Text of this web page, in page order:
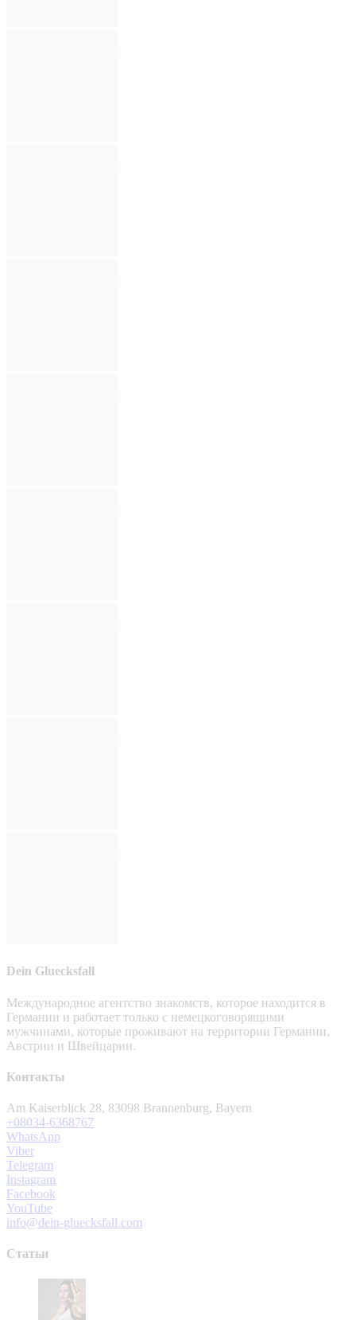
Dein Gluecksfall
Международное агентство знакомств, которое находится в
Германии и работает только с немецкоговорящими
мужчинами, которые проживают на территории Германии,
Австрии и Швейцарии.
Контакты
Am Kaiserblick 28, 83098 Brannenburg, Bayern
+08034-6368767
WhatsApp
Viber
Telegram
Instagram
Facebook
YouTube
info@dein-gluecksfall.com
Статьи